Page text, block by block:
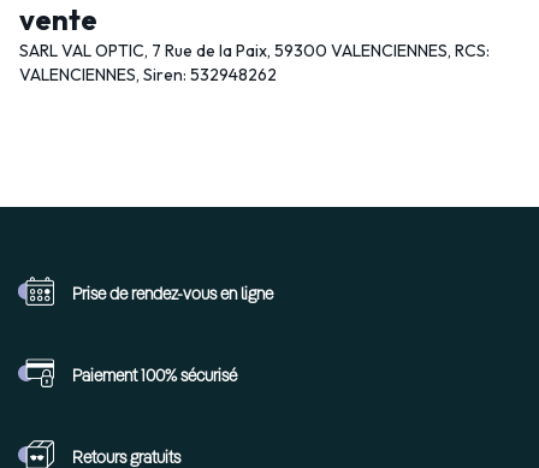
vente
SARL VAL OPTIC, 7 Rue de la Paix, 59300 VALENCIENNES, RCS:
VALENCIENNES, Siren: 532948262
Prise de rendez-vous en ligne
Paiement 100%sécurisé
Retoursgratuits